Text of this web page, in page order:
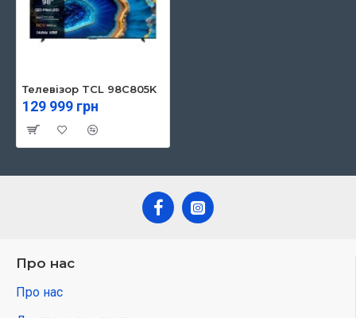
Телевізор TCL 98C805K
129 999 грн
Про нас
Про нас